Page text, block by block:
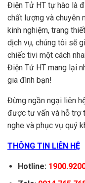
Điện Tử HT tự hào là
chất lượng và chuyên
kinh nghiệm, trang
dịch vụ, chúng tôi sẽ
chiếc tivi một cách
Điện Tử HT mang lại
gia đình bạn!
Đừng ngần ngại liên
được tư vấn và hỗ trợ
nghe và phục vụ quý
THÔNG TIN LIÊN HỆ
Hotline: